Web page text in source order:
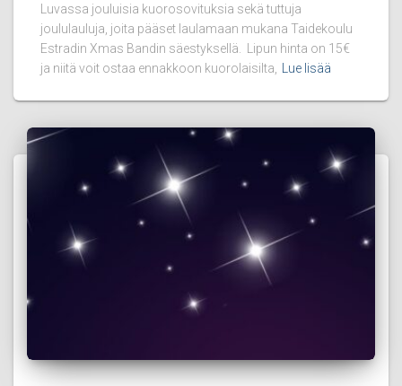
Luvassa jouluisia kuorosovituksia sekä tuttuja
joululauluja, joita pääset laulamaan mukana Taidekoulu
Estradin Xmas Bandin säestyksellä. Lipun hinta on 15€
ja niitä voit ostaa ennakkoon kuorolaisilta, Lue lisää